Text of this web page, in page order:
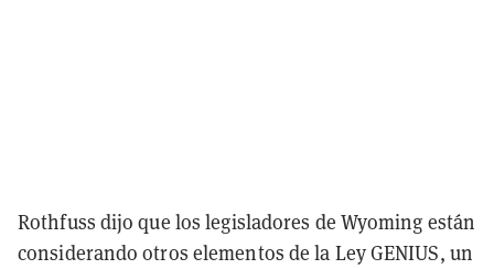
Rothfuss dijo que los legisladores de Wyoming están
considerando otros elementos de la Ley GENIUS, un